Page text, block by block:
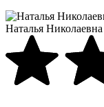
Наталья Николаевна